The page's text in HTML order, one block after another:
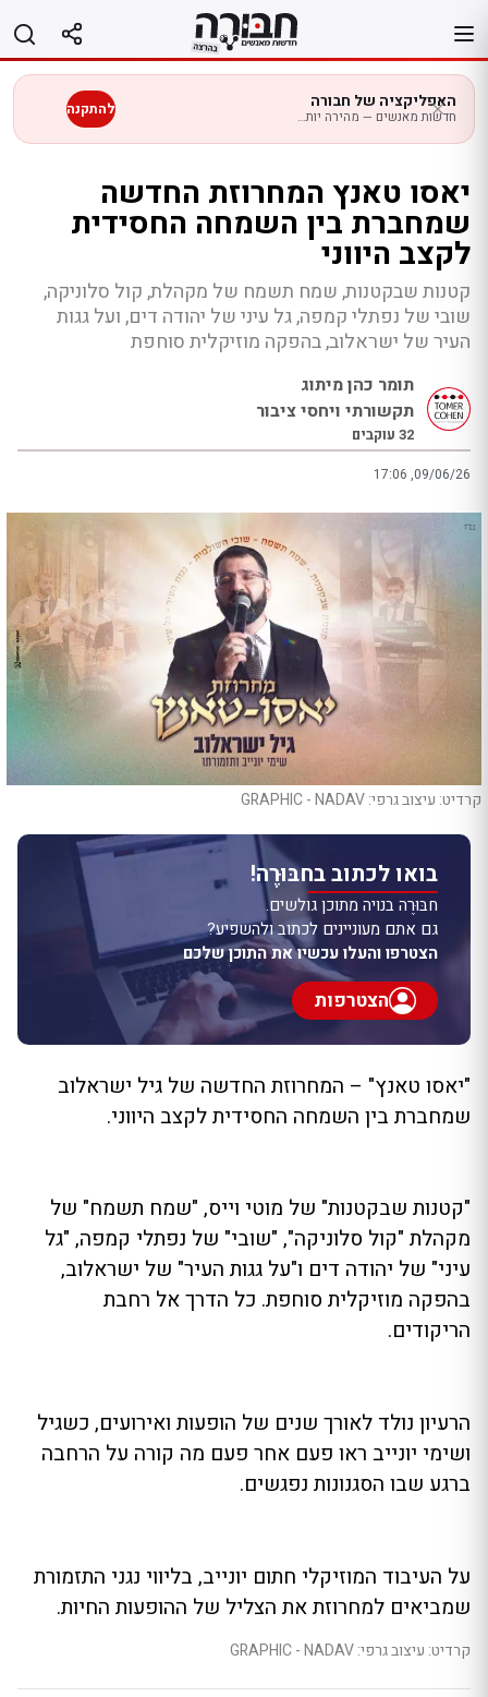
לתוכן
האפליקציה של חבורה
חדשות מאנשים — מהירה יותר בנייד להתקנה
יאסו טאנץ המחרוזת החדשה
שמחברת בין השמחה החסידית
לקצב היווני
קטנות שבקטנות, שמח תשמח של מקהלת, קול סלוניקה,
שובי של נפתלי קמפה, גל עיני של יהודה דים, ועל גגות
העיר של ישראלוב, בהפקה מוזיקלית סוחפת
תומר כהן מיתוג
תקשורתי ויחסי ציבור
32 עוקבים
17:06 ,09/06/26
קרדיט: עיצוב גרפי: GRAPHIC - NADAV
בואו לכתוב בחבּוּרֶה!
חבּוּרֶה בנויה מתוכן גולשים.
גם אתם מעוניינים לכתוב ולהשפיע?
הצטרפו והעלו עכשיו את התוכן שלכם
הצטרפות
"יאסו טאנץ" – המחרוזת החדשה של גיל ישראלוב
שמחברת בין השמחה החסידית לקצב היווני.
"קטנות שבקטנות" של מוטי וייס, "שמח תשמח" של
מקהלת "קול סלוניקה", "שובי" של נפתלי קמפה, "גל
עיני" של יהודה דים ו"על גגות העיר" של ישראלוב,
בהפקה מוזיקלית סוחפת. כל הדרך אל רחבת
הריקודים.
הרעיון נולד לאורך שנים של הופעות ואירועים, כשגיל
ושימי יונייב ראו פעם אחר פעם מה קורה על הרחבה
ברגע שבו הסגנונות נפגשים.
על העיבוד המוזיקלי חתום יונייב, בליווי נגני התזמורת
שמביאים למחרוזת את הצליל של ההופעות החיות.
קרדיט: עיצוב גרפי: GRAPHIC - NADAV